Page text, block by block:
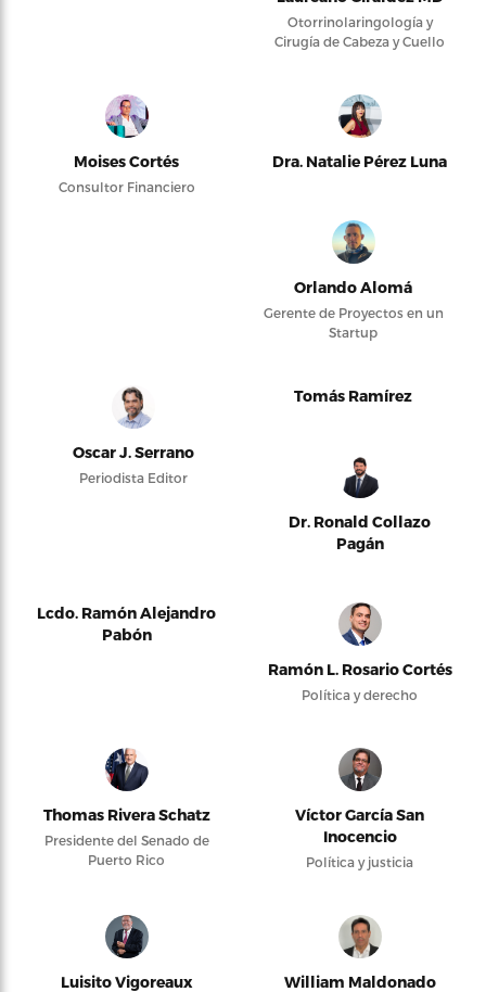
Otorrinolaringología y
Cirugía de Cabeza y Cuello
Moises Cortés
Consultor Financiero
Dra. Natalie Pérez Luna
Orlando Alomá
Gerente de Proyectos en un
Startup
Oscar J. Serrano
Periodista Editor
Tomás Ramírez
Dr. Ronald Collazo
Pagán
Lcdo. Ramón Alejandro
Pabón
Ramón L. Rosario Cortés
Política y derecho
Thomas Rivera Schatz
Presidente del Senado de
Puerto Rico
Víctor García San
Inocencio
Política y justicia
Luisito Vigoreaux William Maldonado